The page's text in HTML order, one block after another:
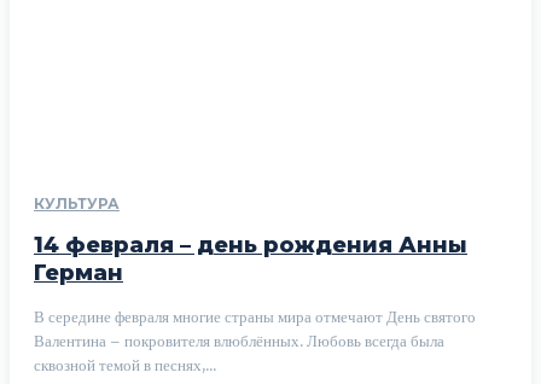
КУЛЬТУРА
14 февраля – день рождения Анны
Герман
В середине февраля многие страны мира отмечают День святого
Валентина – покровителя влюблённых. Любовь всегда была
сквозной темой в песнях,...